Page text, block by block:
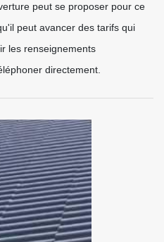
peut se proposer pour ce
peut avancer des tarifs qui
les renseignements
directement.